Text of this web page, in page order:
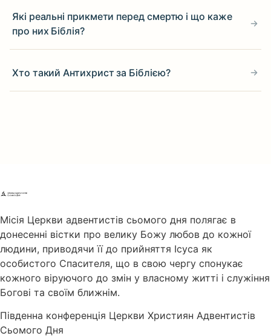
Які реальні прикмети перед смертю і що каже
про них Біблія?
Хто такий Антихрист за Біблією?
Місія Церкви адвентистів сьомого дня полягає в
донесенні вістки про велику Божу любов до кожної
людини, приводячи її до прийняття Ісуса як
особистого Спасителя, що в свою чергу спонукає
кожного віруючого до змін у власному житті і служіння
Богові та своїм ближнім.
Південна конференція Церкви Християн Адвентистів
Сьомого Дня